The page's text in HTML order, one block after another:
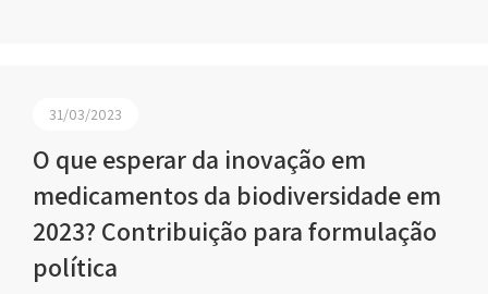
31/03/2023
O que esperar da inovação em
medicamentos da biodiversidade em
2023? Contribuição para formulação
política